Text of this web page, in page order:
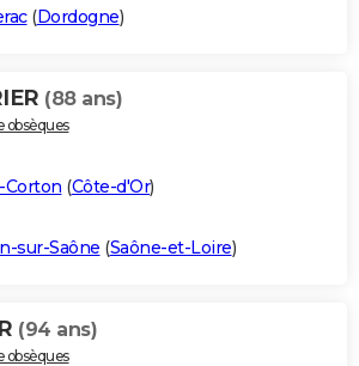
(Dordogne)
(88 ans)
obsèques
Corton (Côte-d'Or)
sur-Saône (Saône-et-Loire)
(94 ans)
obsèques